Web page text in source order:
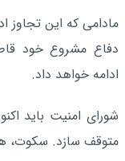
مادامی که این تجاوز
دفاع مشروع خود
ادامه خواهد داد.
شورای امنیت باید
متوقف سازد. سکوت،